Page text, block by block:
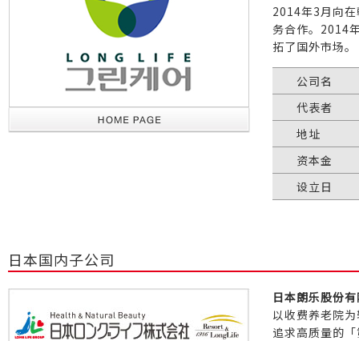
2014年3月向
务合作。2014
拓了国外市场。
公司名
代表者
地址
资本金
设立日
日本国内子公司
日本朗乐股份
以收费养老院
追求高质量的